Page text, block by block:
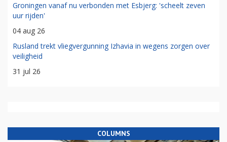
Groningen vanaf nu verbonden met Esbjerg: 'scheelt zeven
uur rijden'
04 aug 26
Rusland trekt vliegvergunning Izhavia in wegens zorgen over
veiligheid
31 jul 26
COLUMNS